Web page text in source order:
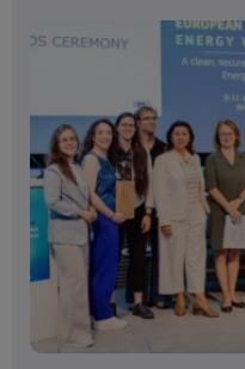
pentru
IRINA
Milioane
Britanie
încinse
IERI,
Cum
crești